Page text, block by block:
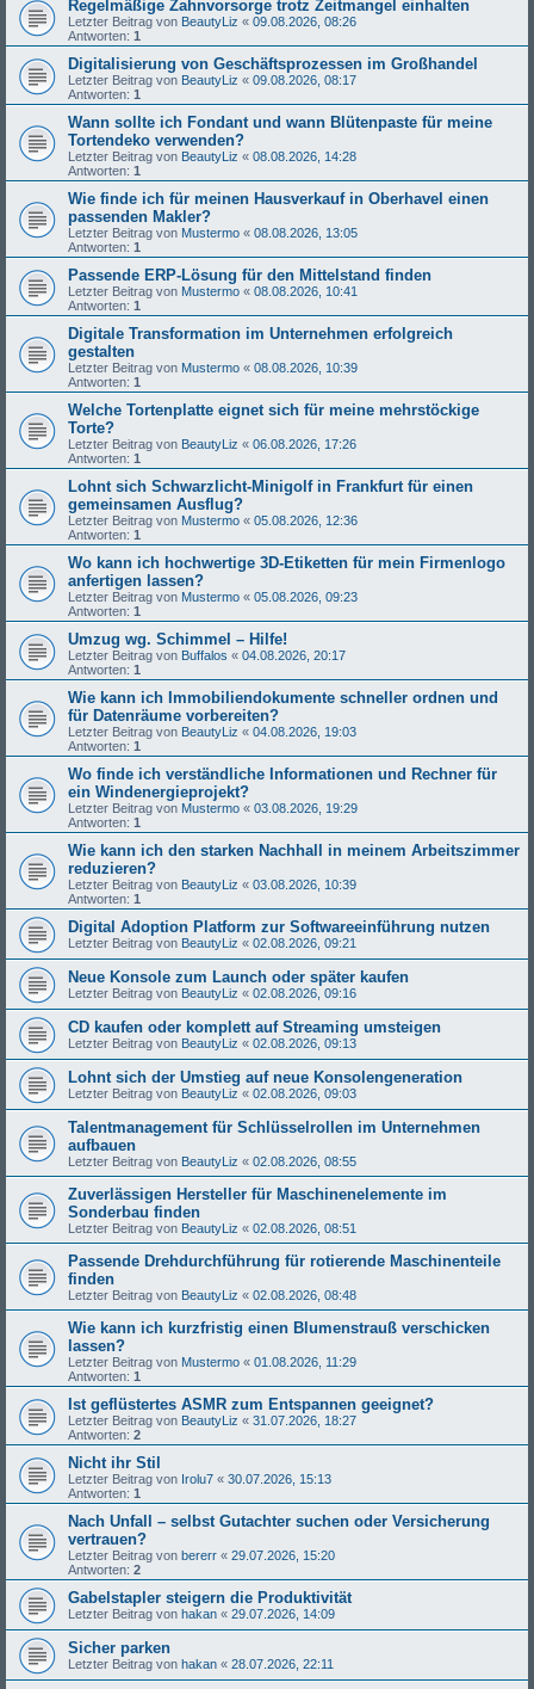
Regelmäßige Zahnvorsorge trotz Zeitmangel einhalten
Letzter Beitrag von BeautyLiz « 09.08.2026, 08:26
Antworten: 1
Digitalisierung von Geschäftsprozessen im Großhandel
Letzter Beitrag von BeautyLiz « 09.08.2026, 08:17
Antworten: 1
Wann sollte ich Fondant und wann Blütenpaste für meine
Tortendeko verwenden?
Letzter Beitrag von BeautyLiz « 08.08.2026, 14:28
Antworten: 1
Wie finde ich für meinen Hausverkauf in Oberhavel einen
passenden Makler?
Letzter Beitrag von Mustermo « 08.08.2026, 13:05
Antworten: 1
Passende ERP-Lösung für den Mittelstand finden
Letzter Beitrag von Mustermo « 08.08.2026, 10:41
Antworten: 1
Digitale Transformation im Unternehmen erfolgreich
gestalten
Letzter Beitrag von Mustermo « 08.08.2026, 10:39
Antworten: 1
Welche Tortenplatte eignet sich für meine mehrstöckige
Torte?
Letzter Beitrag von BeautyLiz « 06.08.2026, 17:26
Antworten: 1
Lohnt sich Schwarzlicht-Minigolf in Frankfurt für einen
gemeinsamen Ausflug?
Letzter Beitrag von Mustermo « 05.08.2026, 12:36
Antworten: 1
Wo kann ich hochwertige 3D-Etiketten für mein Firmenlogo
anfertigen lassen?
Letzter Beitrag von Mustermo « 05.08.2026, 09:23
Antworten: 1
Umzug wg. Schimmel – Hilfe!
Letzter Beitrag von Buffalos « 04.08.2026, 20:17
Antworten: 1
Wie kann ich Immobiliendokumente schneller ordnen und
für Datenräume vorbereiten?
Letzter Beitrag von BeautyLiz « 04.08.2026, 19:03
Antworten: 1
Wo finde ich verständliche Informationen und Rechner für
ein Windenergieprojekt?
Letzter Beitrag von Mustermo « 03.08.2026, 19:29
Antworten: 1
Wie kann ich den starken Nachhall in meinem Arbeitszimmer
reduzieren?
Letzter Beitrag von BeautyLiz « 03.08.2026, 10:39
Antworten: 1
Digital Adoption Platform zur Softwareeinführung nutzen
Letzter Beitrag von BeautyLiz « 02.08.2026, 09:21
Neue Konsole zum Launch oder später kaufen
Letzter Beitrag von BeautyLiz « 02.08.2026, 09:16
CD kaufen oder komplett auf Streaming umsteigen
Letzter Beitrag von BeautyLiz « 02.08.2026, 09:13
Lohnt sich der Umstieg auf neue Konsolengeneration
Letzter Beitrag von BeautyLiz « 02.08.2026, 09:03
Talentmanagement für Schlüsselrollen im Unternehmen
aufbauen
Letzter Beitrag von BeautyLiz « 02.08.2026, 08:55
Zuverlässigen Hersteller für Maschinenelemente im
Sonderbau finden
Letzter Beitrag von BeautyLiz « 02.08.2026, 08:51
Passende Drehdurchführung für rotierende Maschinenteile
finden
Letzter Beitrag von BeautyLiz « 02.08.2026, 08:48
Wie kann ich kurzfristig einen Blumenstrauß verschicken
lassen?
Letzter Beitrag von Mustermo « 01.08.2026, 11:29
Antworten: 1
Ist geflüstertes ASMR zum Entspannen geeignet?
Letzter Beitrag von BeautyLiz « 31.07.2026, 18:27
Antworten: 2
Nicht ihr Stil
Letzter Beitrag von Irolu7 « 30.07.2026, 15:13
Antworten: 1
Nach Unfall – selbst Gutachter suchen oder Versicherung
vertrauen?
Letzter Beitrag von bererr « 29.07.2026, 15:20
Antworten: 2
Gabelstapler steigern die Produktivität
Letzter Beitrag von hakan « 29.07.2026, 14:09
Sicher parken
Letzter Beitrag von hakan « 28.07.2026, 22:11